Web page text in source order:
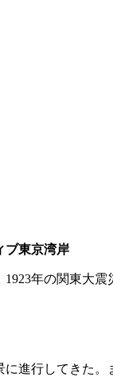
ブ東京湾岸
年の関東大
進行してきた